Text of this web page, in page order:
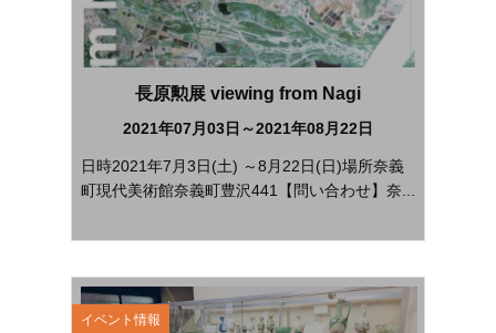
長原勲展 viewing from Nagi
2021年07月03日～2021年08月22日
日時2021年7月3日(土) ～8月22日(日)場所奈義
町現代美術館奈義町豊沢441【問い合わせ】奈...
イベント情報